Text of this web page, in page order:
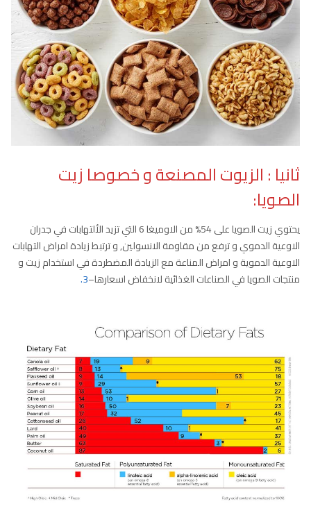
ثانيا : الزيوت المصنعة و خصوصا زيت
الصويا:
يحتوي زيت الصويا على 54% من الاوميغا 6 التي تزيد الألتهابات في جدران
الاوعية الدموي و ترفع من مقاومة الانسولين, و ترتبط زيادة امراض التهابات
الاوعية الدموية و امراض المناعة مع الزيادة المضطردة في استخدام زيت و
منتجات الصويا في الصناعات الغذائية لانخفاض اسعارها–3.